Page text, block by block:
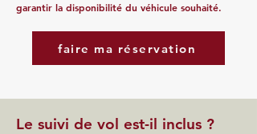
garantir la disponibilité du véhicule souhaité.
faire ma réservation
Le suivi de vol est-il inclus ?